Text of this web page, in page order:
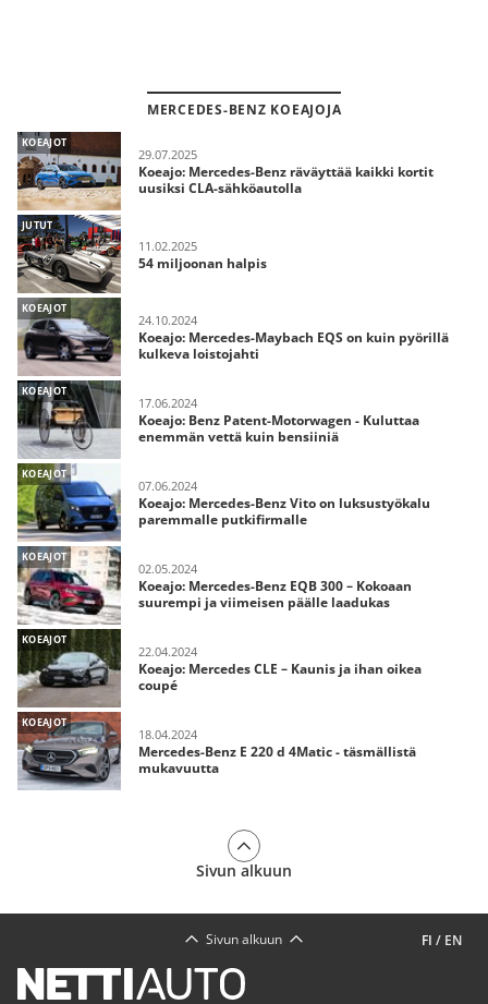
MERCEDES-BENZ KOEAJOJA
KOEAJOT
29.07.2025
Koeajo: Mercedes-Benz räväyttää kaikki kortit
uusiksi CLA-sähköautolla
JUTUT
11.02.2025
54 miljoonan halpis
KOEAJOT
24.10.2024
Koeajo: Mercedes-Maybach EQS on kuin pyörillä
kulkeva loistojahti
KOEAJOT
17.06.2024
Koeajo: Benz Patent-Motorwagen - Kuluttaa
enemmän vettä kuin bensiiniä
KOEAJOT
07.06.2024
Koeajo: Mercedes-Benz Vito on luksustyökalu
paremmalle putkifirmalle
KOEAJOT
02.05.2024
Koeajo: Mercedes-Benz EQB 300 – Kokoaan
suurempi ja viimeisen päälle laadukas
KOEAJOT
22.04.2024
Koeajo: Mercedes CLE – Kaunis ja ihan oikea
coupé
KOEAJOT
18.04.2024
Mercedes-Benz E 220 d 4Matic - täsmällistä
mukavuutta
Sivun alkuun
FI / EN
Sivun alkuun